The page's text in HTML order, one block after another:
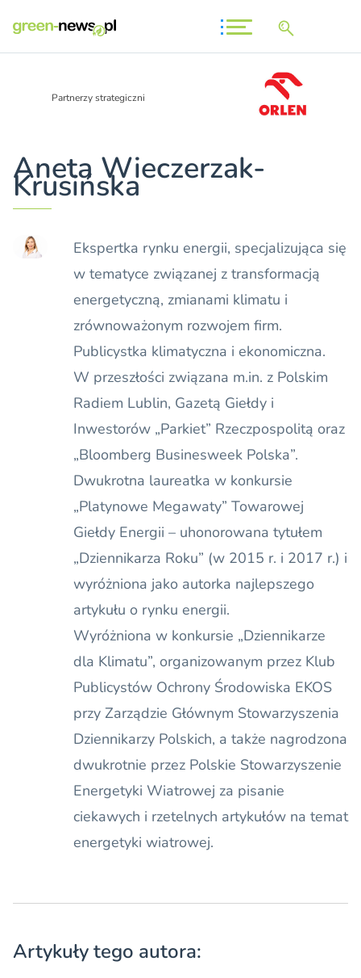
Partnerzy strategiczni
Aneta Wieczerzak-
Krusińska
Ekspertka rynku energii, specjalizująca się
w tematyce związanej z transformacją
energetyczną, zmianami klimatu i
zrównoważonym rozwojem firm.
Publicystka klimatyczna i ekonomiczna.
W przeszłości związana m.in. z Polskim
Radiem Lublin, Gazetą Giełdy i
Inwestorów „Parkiet” Rzeczpospolitą oraz
„Bloomberg Businesweek Polska”.
Dwukrotna laureatka w konkursie
„Platynowe Megawaty” Towarowej
Giełdy Energii – uhonorowana tytułem
„Dziennikarza Roku” (w 2015 r. i 2017 r.) i
wyróżniona jako autorka najlepszego
artykułu o rynku energii.
Wyróżniona w konkursie „Dziennikarze
dla Klimatu”, organizowanym przez Klub
Publicystów Ochrony Środowiska EKOS
przy Zarządzie Głównym Stowarzyszenia
Dziennikarzy Polskich, a także nagrodzona
dwukrotnie przez Polskie Stowarzyszenie
Energetyki Wiatrowej za pisanie
ciekawych i rzetelnych artykułów na temat
energetyki wiatrowej.
Artykuły tego autora: